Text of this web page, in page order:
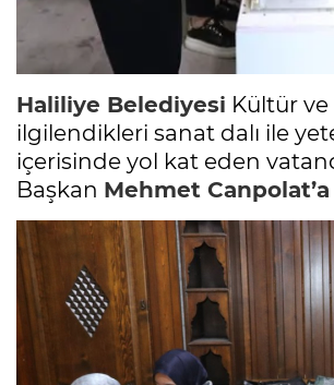
Haliliye Belediyesi Kültür ve
ilgilendikleri sanat dalı ile
içerisinde yol kat eden
Başkan Mehmet Canpolat’a